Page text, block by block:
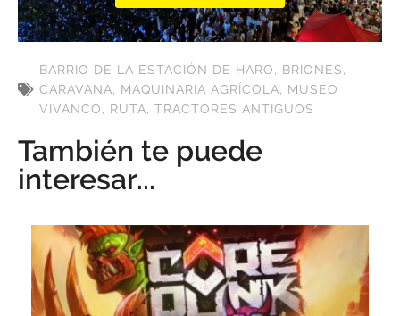
BARRIO DE LA ESTACIÓN DE HARO, BRIONES,
CARAVANA, MAQUINARIA AGRÍCOLA, MUSEO
VIVANCO, RUTA, TRACTORES ANTIGUOS
También te puede
interesar...